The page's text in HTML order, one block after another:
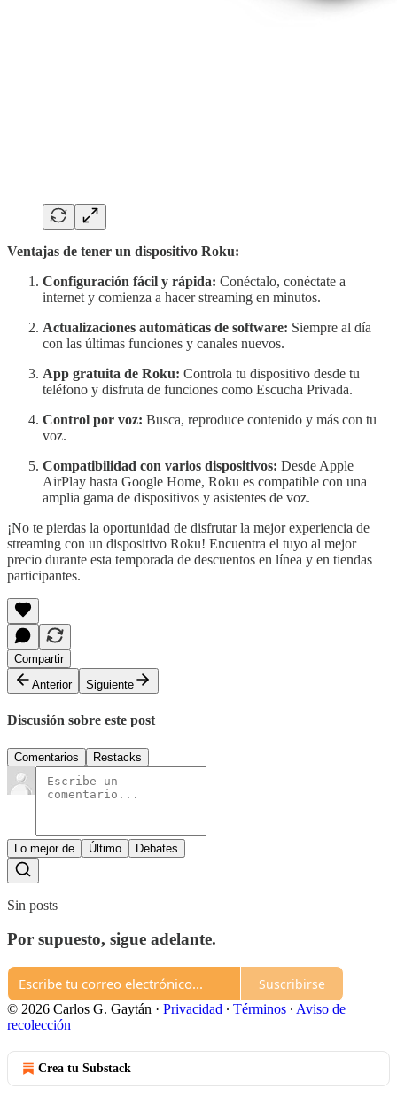
Ventajas de tener un dispositivo Roku:
Configuración fácil y rápida: Conéctalo, conéctate a
internet y comienza a hacer streaming en minutos.
Actualizaciones automáticas de software: Siempre al día
con las últimas funciones y canales nuevos.
App gratuita de Roku: Controla tu dispositivo desde tu
teléfono y disfruta de funciones como Escucha Privada.
Control por voz: Busca, reproduce contenido y más con tu
voz.
Compatibilidad con varios dispositivos: Desde Apple
AirPlay hasta Google Home, Roku es compatible con una
amplia gama de dispositivos y asistentes de voz.
¡No te pierdas la oportunidad de disfrutar la mejor experiencia de
streaming con un dispositivo Roku! Encuentra el tuyo al mejor
precio durante esta temporada de descuentos en línea y en tiendas
participantes.
Compartir
Anterior
Siguiente
Discusión sobre este post
Comentarios Restacks
Lo mejor de Último Debates
Sin posts
Por supuesto, sigue adelante.
Suscribirse
© 2026 Carlos G. Gaytán · Privacidad ∙ Términos ∙ Aviso de
recolección
Crea tu Substack